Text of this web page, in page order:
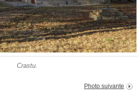
Crastu.
Photo suivante